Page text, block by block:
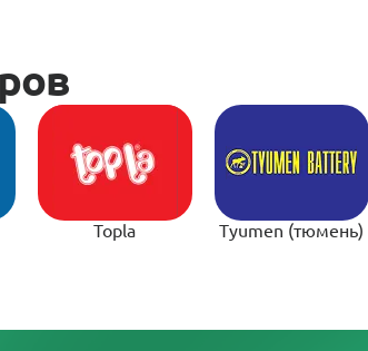
Topla Tyumen (тюмень)